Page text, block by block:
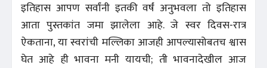
इतिहास आपण सर्वांनी इतकी वर्षं अनुभवला तो इतिहास
आता पुस्तकांत जमा झालेला आहे. जे स्वर दिवस-रात्र
ऐकताना, या स्वरांची मल्लिका आजही आपल्यासोबतच श्वास
घेत आहे ही भावना मनी यायची; ती भावनादेखील आज